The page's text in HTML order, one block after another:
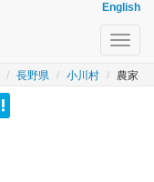
English
長野県 小川村 農家